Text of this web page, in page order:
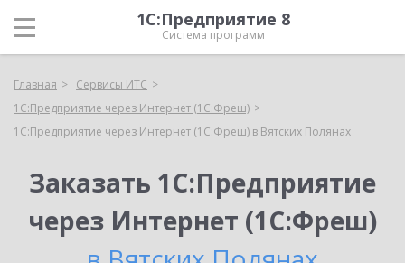
1С:Предприятие 8
Система программ
Главная
Сервисы ИТС
1С:Предприятие через Интернет (1С:Фреш)
1С:Предприятие через Интернет (1С:Фреш) в Вятских Полянах
Заказать 1С:Предприятие
через Интернет (1С:Фреш)